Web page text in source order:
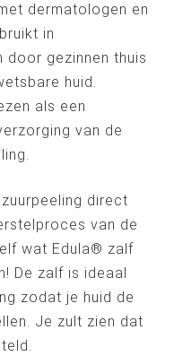
dermatologen en
in
door gezinnen thuis
huid.
als een
van de
direct
van de
wat Edula® zalf
De zalf is ideaal
zodat je huid de
Je zult zien dat